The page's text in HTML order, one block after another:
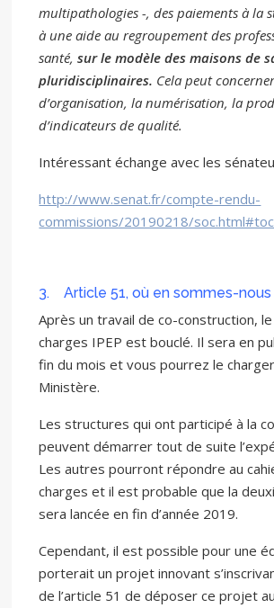
multipathologies -, des paiements à la
à une aide au regroupement des
santé,sur le modèle des maisons de
pluridisciplinaires. Cela peut
d’organisation, la numérisation, la
d’indicateurs de qualité.
Intéressant échange avec les
http://www.senat.fr/compte-rendu-
commissions/20190218/
3. Article 51, où en sommes-nous
Après un travail de co-construction,
charges IPEP est bouclé. Il sera en
fin du mois et vous pourrez le
Ministère.
Les structures qui ont participé à la
peuvent démarrer tout de suite
Les autres pourront répondre au
charges et il est probable que la
sera lancée en fin d’année 2019.
Cependant, il est possible pour une
porterait un projet innovant
de l’article 51 de déposer ce projet